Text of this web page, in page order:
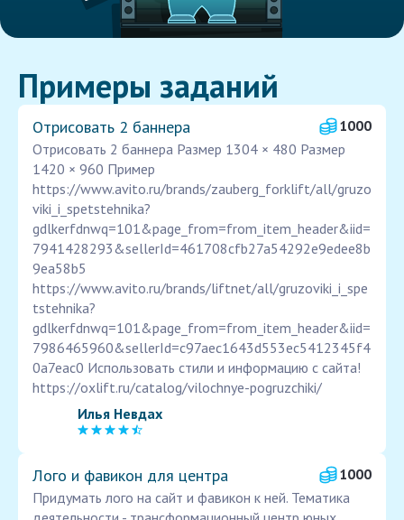
Примеры заданий
Отрисовать 2 баннера
1000
Отрисовать 2 баннера Размер 1304 × 480 Размер
1420 × 960 Пример
https://www.avito.ru/brands/zauberg_forklift/all/gruzo
viki_i_spetstehnika?
gdlkerfdnwq=101&page_from=from_item_header&iid=
7941428293&sellerId=461708cfb27a54292e9edee8b
9ea58b5
https://www.avito.ru/brands/liftnet/all/gruzoviki_i_spe
tstehnika?
gdlkerfdnwq=101&page_from=from_item_header&iid=
7986465960&sellerId=c97aec1643d553ec5412345f4
0a7eac0 Использовать стили и информацию с сайта!
https://oxlift.ru/catalog/vilochnye-pogruzchiki/
Илья Невдах
Лого и фавикон для центра
1000
Придумать лого на сайт и фавикон к ней. Тематика